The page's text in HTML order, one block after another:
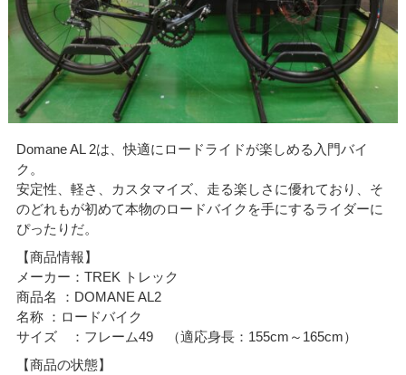
Domane AL 2は、快適にロードライドが楽しめる入門バイ
ク。
安定性、軽さ、カスタマイズ、走る楽しさに優れており、そ
のどれもが初めて本物のロードバイクを手にするライダーに
ぴったりだ。
【商品情報】
メーカー：TREK トレック
商品名 ：DOMANE AL2
名称 ：ロードバイク
サイズ ：フレーム49 （適応身長：155cm～165cm）
【商品の状態】